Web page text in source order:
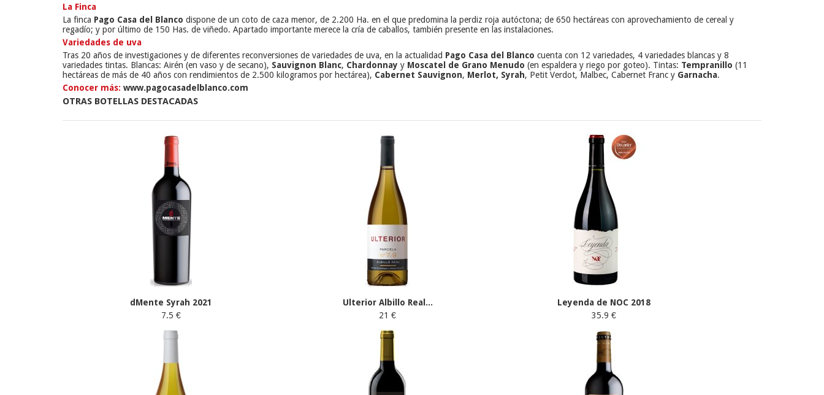
La Finca
La finca Pago Casa del Blanco dispone de un coto de caza menor, de 2.200 Ha. en el que predomina la perdiz roja autóctona; de 650 hectáreas con aprovechamiento de cereal y
regadío; y por último de 150 Has. de viñedo. Apartado importante merece la cría de caballos, también presente en las instalaciones.
Variedades de uva
Tras 20 años de investigaciones y de diferentes reconversiones de variedades de uva, en la actualidad Pago Casa del Blanco cuenta con 12 variedades, 4 variedades blancas y 8
variedades tintas. Blancas: Airén (en vaso y de secano), Sauvignon Blanc, Chardonnay y Moscatel de Grano Menudo (en espaldera y riego por goteo). Tintas: Tempranillo (11
hectáreas de más de 40 años con rendimientos de 2.500 kilogramos por hectárea), Cabernet Sauvignon, Merlot, Syrah, Petit Verdot, Malbec, Cabernet Franc y Garnacha.
Conocer más: www.pagocasadelblanco.com
OTRAS BOTELLAS DESTACADAS
dMente Syrah 2021
7.5 €
Ulterior Albillo Real...
21 €
Leyenda de NOC 2018
35.9 €